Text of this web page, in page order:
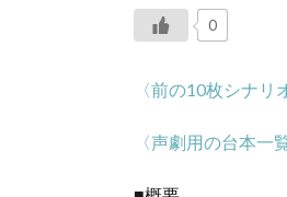
0
〈前の10枚シナリ
〈声劇用の台本一